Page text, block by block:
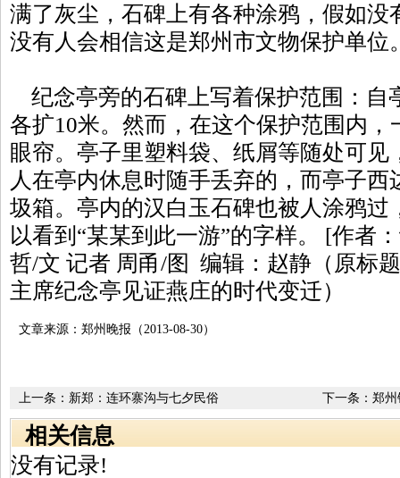
满了灰尘，石碑上有各种涂鸦，假如没
没有人会相信这是郑州市文物保护单位
纪念亭旁的石碑上写着保护范围：自
各扩10米。然而，在这个保护范围内
眼帘。亭子里塑料袋、纸屑等随处可
人在亭内休息时随手丢弃的，而亭子
圾箱。亭内的汉白玉石碑也被人涂鸦过
以看到“某某到此一游”的字样。 [作者
哲/文 记者 周甬/图 编辑：赵静（原标
主席纪念亭见证燕庄的时代变迁）
文章来源：郑州晚报（2013-08-30）
下一条： 郑州
其"前世今生"
上一条： 新郑：连环寨沟与七夕民俗
相关信息
没有记录!